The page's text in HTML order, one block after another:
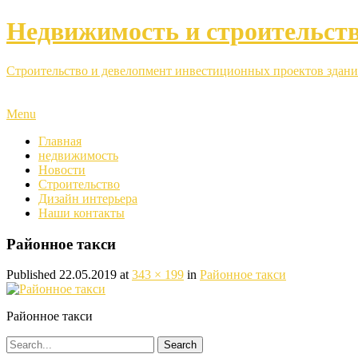
Недвижимость и
Строительство и девелопмент инвестиционных проектов
Menu
Главная
недвижимость
Новости
Строительство
Дизайн интерьера
Наши контакты
Районное такси
Published 22.05.2019 at 343 × 199 in Районное такси
Районное такси